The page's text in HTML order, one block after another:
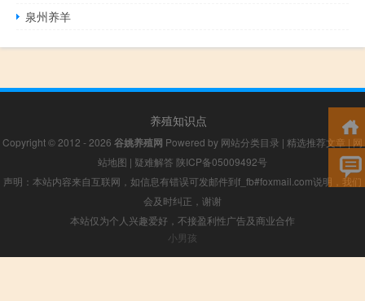
泉州养羊
养殖知识点
Copyright © 2012 - 2026 谷姚养殖网 Powered by 网站分类目录 | 精选推荐文章 | 网
站地图 | 疑难解答 陕ICP备05009492号
声明：本站内容来自互联网，如信息有错误可发邮件到f_fb#foxmail.com说明，我们
会及时纠正，谢谢
本站仅为个人兴趣爱好，不接盈利性广告及商业合作
小男孩